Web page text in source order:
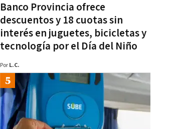
Banco Provincia ofrece
descuentos y 18 cuotas sin
interés en juguetes, bicicletas y
tecnología por el Día del Niño
Por L.C.